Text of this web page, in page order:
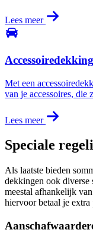
Lees meer
Accessoiredekking
Met een
van je accessoires, die
Lees meer
Speciale
Als laatste bieden
dekkingen ook diverse
meestal afhankelijk
hiervoor betaal je extra